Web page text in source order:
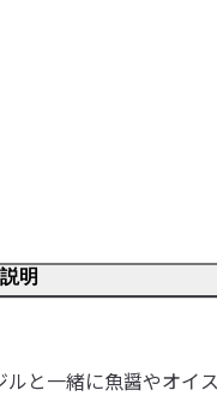
明
と一緒に魚醤やオイ